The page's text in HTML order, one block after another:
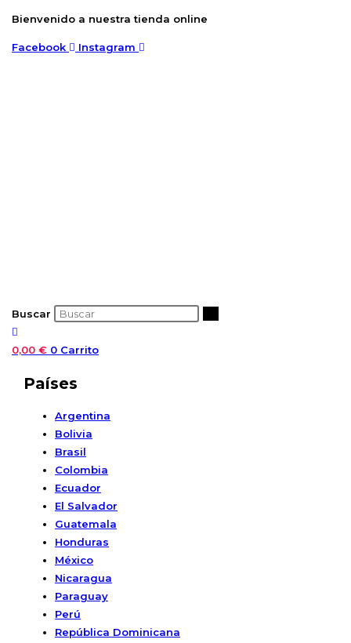
contenido
Bienvenido a nuestra tienda online
Facebook Instagram
Buscar
0,00 € 0 Carrito
Países
Argentina
Bolivia
Brasil
Colombia
Ecuador
El Salvador
Guatemala
Honduras
México
Nicaragua
Paraguay
Perú
República Dominicana